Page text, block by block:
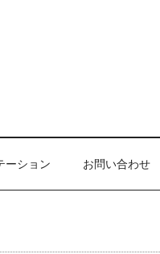
ーション お問い合わせ